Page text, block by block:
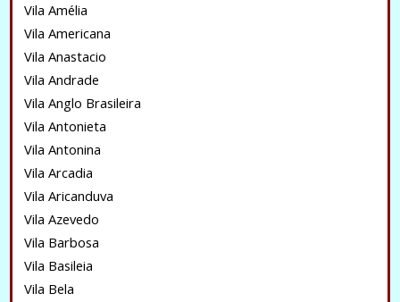
Vila Amélia
Vila Americana
Vila Anastacio
Vila Andrade
Vila Anglo Brasileira
Vila Antonieta
Vila Antonina
Vila Arcadia
Vila Aricanduva
Vila Azevedo
Vila Barbosa
Vila Basileia
Vila Bela